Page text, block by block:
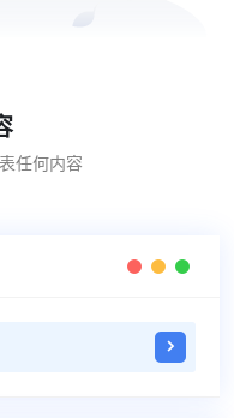
任何内容